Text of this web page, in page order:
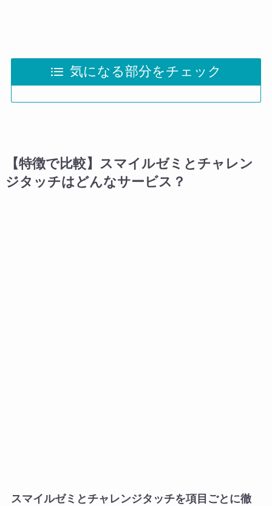
気になる部分をチェック
【特徴で比較】スマイルゼミとチャレン
ジタッチはどんなサービス？
スマイルゼミとチャレンジタッチを項目ごとに徹